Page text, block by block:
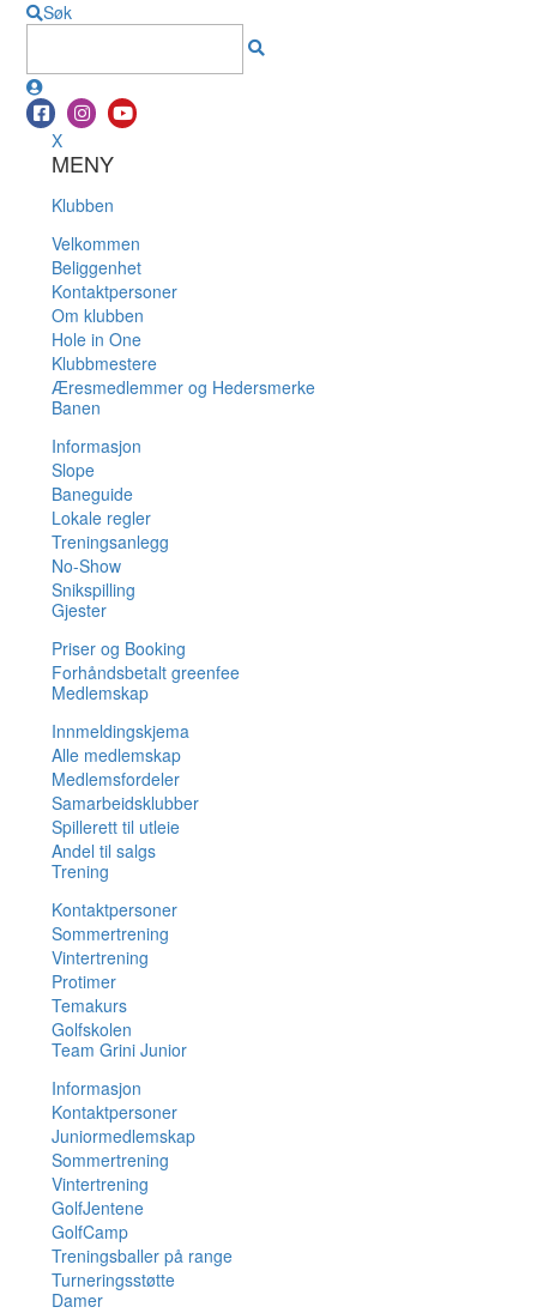
Søk
X
MENY
Klubben
Velkommen
Beliggenhet
Kontaktpersoner
Om klubben
Hole in One
Klubbmestere
Æresmedlemmer og Hedersmerke
Banen
Informasjon
Slope
Baneguide
Lokale regler
Treningsanlegg
No-Show
Snikspilling
Gjester
Priser og Booking
Forhåndsbetalt greenfee
Medlemskap
Innmeldingskjema
Alle medlemskap
Medlemsfordeler
Samarbeidsklubber
Spillerett til utleie
Andel til salgs
Trening
Kontaktpersoner
Sommertrening
Vintertrening
Protimer
Temakurs
Golfskolen
Team Grini Junior
Informasjon
Kontaktpersoner
Juniormedlemskap
Sommertrening
Vintertrening
GolfJentene
GolfCamp
Treningsballer på range
Turneringsstøtte
Damer